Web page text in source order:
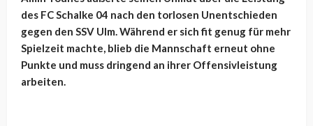
des FC Schalke 04 nach den torlosen Unentschieden
gegen den SSV Ulm. Während er sich fit genug für mehr
Spielzeit machte, blieb die Mannschaft erneut ohne
Punkte und muss dringend an ihrer Offensivleistung
arbeiten.